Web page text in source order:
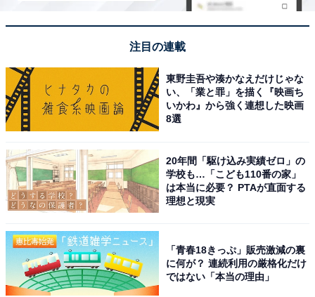
注目の連載
東野圭吾や湊かなえだけじゃな
い、「業と罪」を描く『映画ち
いかわ』から強く連想した映画
8選
20年間「駆け込み実績ゼロ」の
学校も…「こども110番の家」
は本当に必要？ PTAが直面する
理想と現実
「青春18きっぷ」販売激減の裏
に何が？ 連続利用の厳格化だけ
ではない「本当の理由」